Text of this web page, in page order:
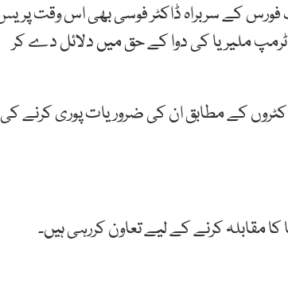
فورس کے سربراہ ڈاکٹر فوسی بھی اس وقت
ملیریا کی دوا کے حق میں دلائل دے کر
کے مطابق ان کی ضروریات پوری کرنے کی
مقابلہ کرنے کے لیے تعاون کررہی ہیں۔